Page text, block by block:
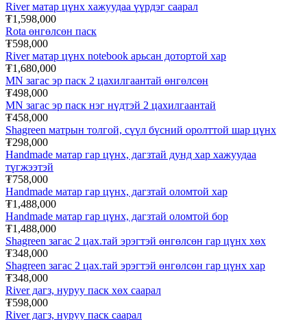
River матар цүнх хажуудаа үүрдэг саарал
₮1,598,000
Rota өнгөлсөн паск
₮598,000
River матар цүнх notebook арьсан дотортой хар
₮1,680,000
MN загас эр паск 2 цахилгаантай өнгөлсөн
₮498,000
MN загас эр паск нэг нүдтэй 2 цахилгаантай
₮458,000
Shagreen матрын толгой, сүүл бүсний оролттой шар цүнх
₮298,000
Handmade матар гар цүнх, дагзтай дунд хар хажуудаа
түгжээтэй
₮758,000
Handmade матар гар цүнх, дагзтай оломтой хар
₮1,488,000
Handmade матар гар цүнх, дагзтай оломтой бор
₮1,488,000
Shagreen загас 2 цах.тай эрэгтэй өнгөлсөн гар цүнх хөх
₮348,000
Shagreen загас 2 цах.тай эрэгтэй өнгөлсөн гар цүнх хар
₮348,000
River дагз, нуруу паск хөх саарал
₮598,000
River дагз, нуруу паск саарал